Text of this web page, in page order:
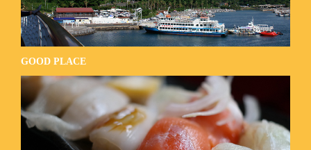
GOOD PLACE